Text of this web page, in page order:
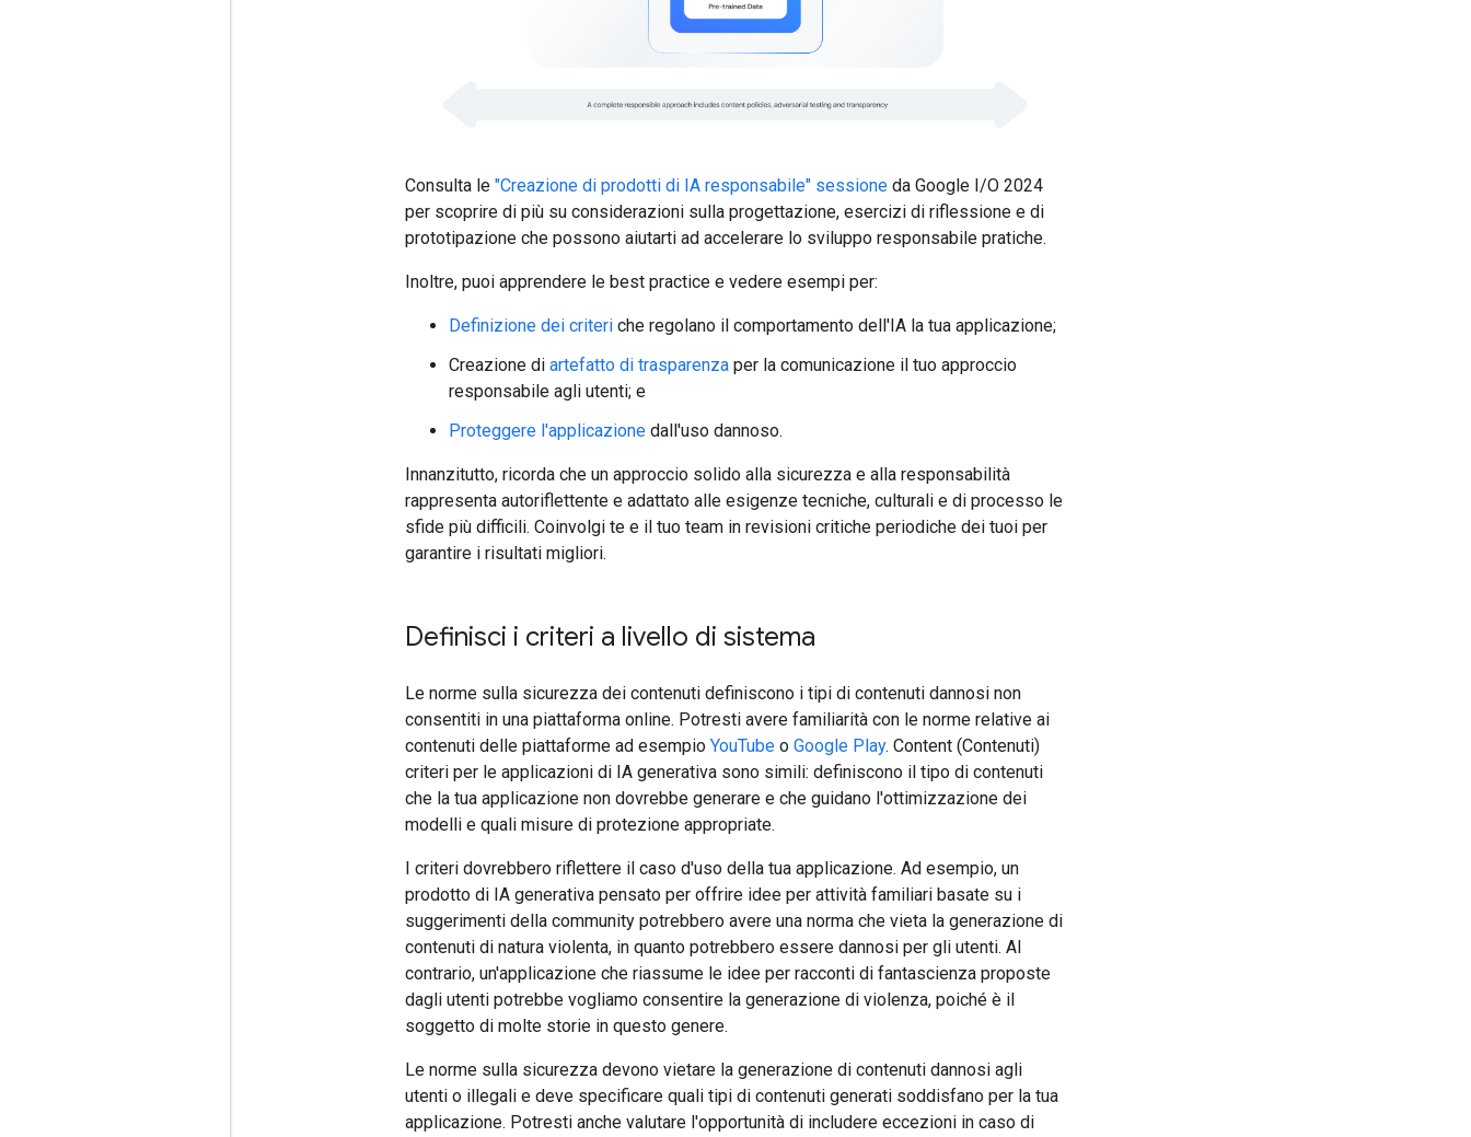
Consulta le "Creazione di prodotti di IA responsabile" sessione da Google I/O 2024
per scoprire di più su considerazioni sulla progettazione, esercizi di riflessione e di
prototipazione che possono aiutarti ad accelerare lo sviluppo responsabile pratiche.
Inoltre, puoi apprendere le best practice e vedere esempi per:
Definizione dei criteri che regolano il comportamento dell'IA la tua applicazione;
Creazione di artefatto di trasparenza per la comunicazione il tuo approccio
responsabile agli utenti; e
Proteggere l'applicazione dall'uso dannoso.
Innanzitutto, ricorda che un approccio solido alla sicurezza e alla responsabilità
rappresenta autoriflettente e adattato alle esigenze tecniche, culturali e di processo le
sfide più difficili. Coinvolgi te e il tuo team in revisioni critiche periodiche dei tuoi per
garantire i risultati migliori.
Definisci i criteri a livello di sistema
Le norme sulla sicurezza dei contenuti definiscono i tipi di contenuti dannosi non
consentiti in una piattaforma online. Potresti avere familiarità con le norme relative ai
contenuti delle piattaforme ad esempio YouTube o Google Play. Content (Contenuti)
criteri per le applicazioni di IA generativa sono simili: definiscono il tipo di contenuti
che la tua applicazione non dovrebbe generare e che guidano l'ottimizzazione dei
modelli e quali misure di protezione appropriate.
I criteri dovrebbero riflettere il caso d'uso della tua applicazione. Ad esempio, un
prodotto di IA generativa pensato per offrire idee per attività familiari basate su i
suggerimenti della community potrebbero avere una norma che vieta la generazione di
contenuti di natura violenta, in quanto potrebbero essere dannosi per gli utenti. Al
contrario, un'applicazione che riassume le idee per racconti di fantascienza proposte
dagli utenti potrebbe vogliamo consentire la generazione di violenza, poiché è il
soggetto di molte storie in questo genere.
Le norme sulla sicurezza devono vietare la generazione di contenuti dannosi agli
utenti o illegali e deve specificare quali tipi di contenuti generati soddisfano per la tua
applicazione. Potresti anche valutare l'opportunità di includere eccezioni in caso di